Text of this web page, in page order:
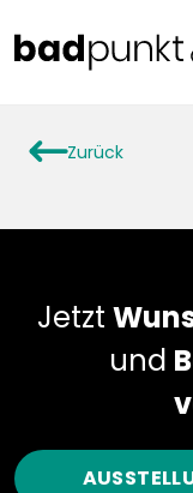
arrowLeftZurück
Jetzt
und